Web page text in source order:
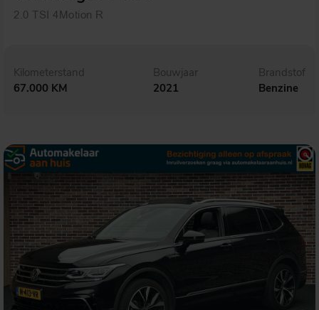
2.0 TSI 4Motion R
Kilometerstand
67.000 KM
Bouwjaar
2021
Brandstof
Benzine